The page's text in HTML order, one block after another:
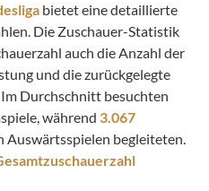
bietet eine detaillierte
Die Zuschauer-Statistik
auch die Anzahl der
und die zurückgelegte
Durchschnitt besuchten
während 3.067
Auswärtsspielen begleiteten.